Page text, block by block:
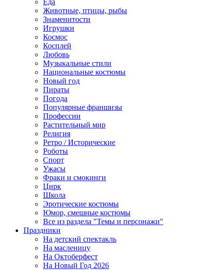
Еда
Животные, птицы, рыбы
Знаменитости
Игрушки
Космос
Косплей
Любовь
Музыкальные стили
Национальные костюмы
Новый год
Пираты
Погода
Популярные франшизы
Профессии
Растительный мир
Религия
Ретро / Исторические
Роботы
Спорт
Ужасы
Фраки и смокинги
Цирк
Школа
Эротические костюмы
Юмор, смешные костюмы
Все из раздела "Темы и персонажи"
Праздники
На детский спектакль
На масленицу
На Октоберфест
На Новый Год 2026